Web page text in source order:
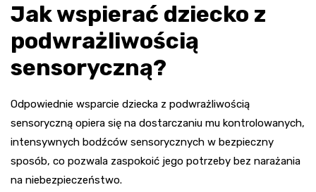
Jak wspierać dziecko z
podwrażliwością
sensoryczną?
Odpowiednie wsparcie dziecka z podwrażliwością
sensoryczną opiera się na dostarczaniu mu kontrolowanych,
intensywnych bodźców sensorycznych w bezpieczny
sposób, co pozwala zaspokoić jego potrzeby bez narażania
na niebezpieczeństwo.